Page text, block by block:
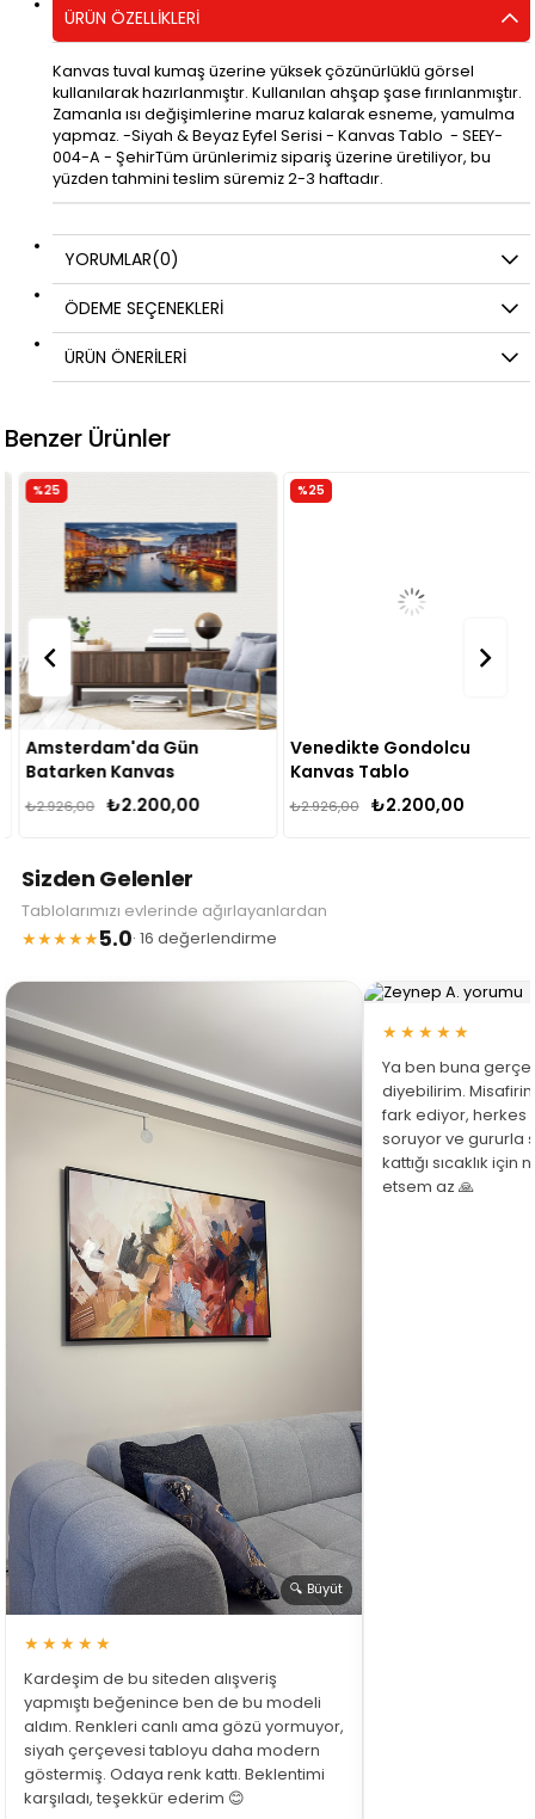
ÜRÜN ÖZELLIKLERI
Kanvas tuval kumaş üzerine yüksek çözünürlüklü görsel
kullanılarak hazırlanmıştır. Kullanılan ahşap şase fırınlanmıştır.
Zamanla ısı değişimlerine maruz kalarak esneme, yamulma
yapmaz. -Siyah & Beyaz Eyfel Serisi - Kanvas Tablo - SEEY-
004-A - ŞehirTüm ürünlerimiz sipariş üzerine üretiliyor, bu
yüzden tahmini teslim süremiz 2-3 haftadır.
YORUMLAR(0)
ÖDEME SEÇENEKLERI
ÜRÜN ÖNERILERI
Benzer Ürünler
Amsterdam'da Gün
Batarken Kanvas
Tablo
₺2.200,00
₺2.926,00
%25
Venedikte Gondolcu
Kanvas Tablo
₺2.200,00
₺2.926,00
%25
Sizden Gelenler
Tablolarımızı evlerinde ağırlayanlardan
★★★★★5.0· 16 değerlendirme
🔍 Büyüt
★★★★★
Kardeşim de bu siteden alışveriş
yapmıştı beğenince ben de bu modeli
aldım. Renkleri canlı ama gözü yormuyor,
siyah çerçevesi tabloyu daha modern
göstermiş. Odaya renk kattı. Beklentimi
karşıladı, teşekkür ederim 😊
★★★★★
Ya ben buna
diyebilirim.
fark ediyor, herkes
soruyor ve gururla
kattığı sıcaklık
etsem az 🙏